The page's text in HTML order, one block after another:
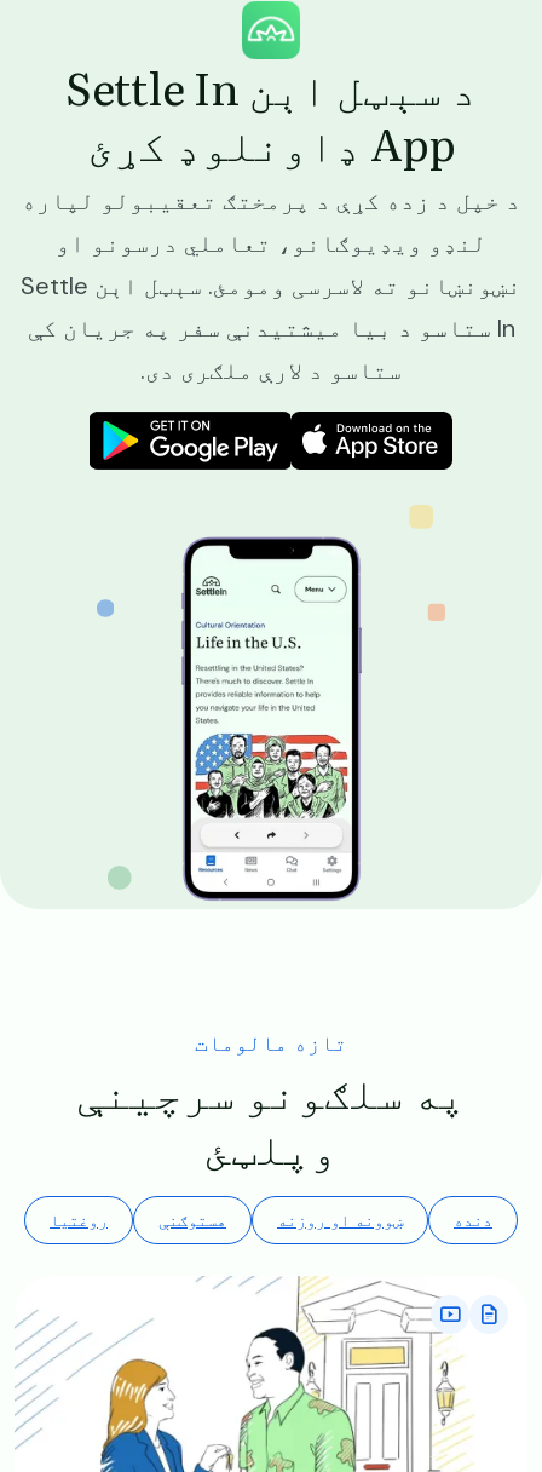
Image
Image
د سېټل اېن Settle In
App ډاونلوډ کړئ
د خپل د زده کړې د پرمختګ تعقیبولو لپاره
لنډو ویډیوګانو، تعاملي درسونو او
نښونښانو ته لاسرسی ومومئ. سېټل اېن Settle
In ستاسو د بیا میشتیدنې سفر په جریان کې
ستاسو د لارې ملګری دی.
Image
Image
تازه مالومات
په سلګونو سرچینې
وپلټئ
دنده ښوونه او روزنه هستوګنې روغتیا